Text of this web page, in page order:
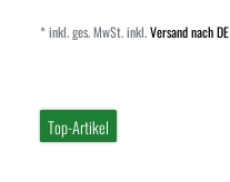
*inkl. ges. MwSt.inkl.Versand nach DE
Top-Artikel